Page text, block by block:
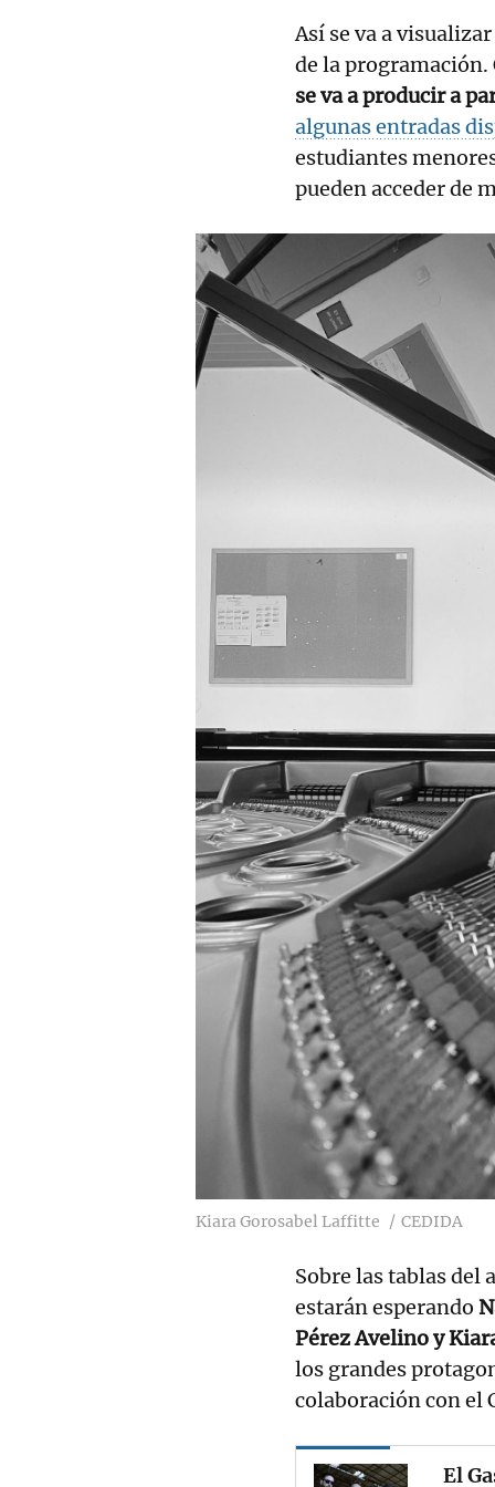
Así se va a
de la
se va a producir a
algunas entradas
estudiantes
pueden acceder de
Kiara Gorosabel Laffitte CEDIDA
Sobre las tablas del
estarán esperando
Pérez Avelino y
los grandes
colaboración con el
El